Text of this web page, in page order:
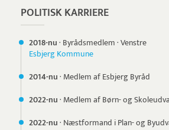
POLITISK KARRIERE
2018-nu· Byrådsmedlem·Venstre
Esbjerg Kommune
2014-nu· Medlem af Esbjerg Byråd
2022-nu· Medlem af Børn- og
2022-nu· Næstformand i Plan- og